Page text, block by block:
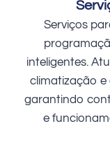
Serviços
inteligentes.
climatização
garantindo
e